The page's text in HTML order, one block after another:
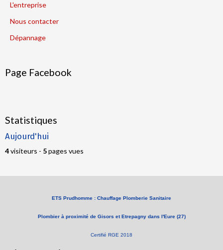
L'entreprise
Nous contacter
Dépannage
Page Facebook
Statistiques
Aujourd'hui
4visiteurs - 5pages vues
ETS Prudhomme : Chauffage Plomberie Sanitaire
Plombier à proximité de Gisors et Etrepagny dans l'Eure (27)
Certifié RGE 2018